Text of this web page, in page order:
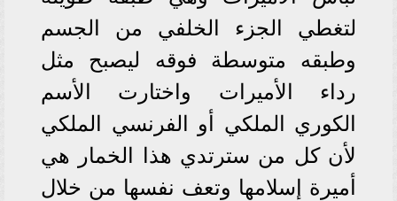
لتغطي الجزء الخلفي من الجسم
وطبقه متوسطة فوقه ليصبح مثل
رداء الأميرات واختارت الأسم
الكوري الملكي أو الفرنسي الملكي
لأن كل من سترتدي هذا الخمار هي
أميرة إسلامها وتعف نفسها من خلال